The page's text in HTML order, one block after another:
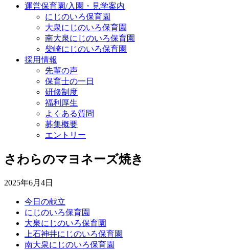
運営保育園/入園・見学案内
にじのいろ保育園
大泉にじのいろ保育園
南大泉にじのいろ保育園
柴崎にじのいろ保育園
採用情報
先輩の声
保育士の一日
研修制度
福利厚生
よくある質問
募集概要
エントリー
さわらのマヨネーズ焼き
2025年6月4日
今日の献立
にじのいろ保育園
大泉にじのいろ保育園
上石神井にじのいろ保育園
南大泉にじのいろ保育園